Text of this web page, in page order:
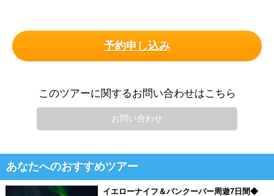
予約申し込み
このツアーに関するお問い合わせはこちら
お問い合わせ
あなたへのおすすめツアー
イエローナイフ＆バンクーバー周遊7日間◆